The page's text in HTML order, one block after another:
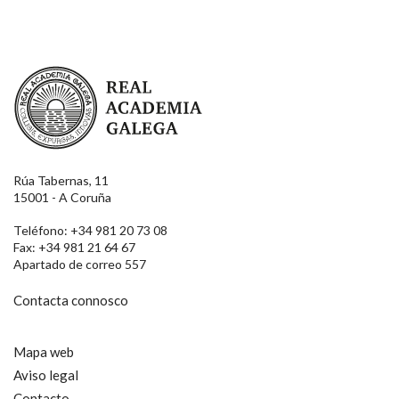
Real Academia Galega
Rúa Tabernas, 11
15001 - A Coruña
Teléfono: +34 981 20 73 08
Fax: +34 981 21 64 67
Apartado de correo 557
Contacta connosco
Mapa web
Aviso legal